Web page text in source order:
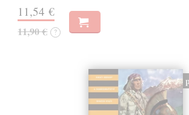
11,54 €
11,90 € ?